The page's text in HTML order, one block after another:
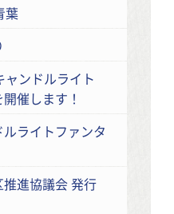
葉
ンドルライト
催します！
ライトファンタ
進協議会 発行